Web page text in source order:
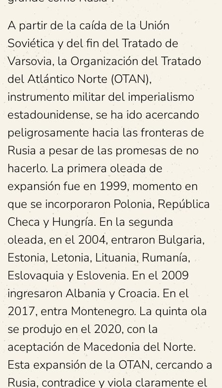
A partir de la caída de la Unión
Soviética y del fin del Tratado de
Varsovia, la Organización del Tratado
del Atlántico Norte (OTAN),
instrumento militar del imperialismo
estadounidense, se ha ido acercando
peligrosamente hacia las fronteras de
Rusia a pesar de las promesas de no
hacerlo. La primera oleada de
expansión fue en 1999, momento en
que se incorporaron Polonia, República
Checa y Hungría. En la segunda
oleada, en el 2004, entraron Bulgaria,
Estonia, Letonia, Lituania, Rumanía,
Eslovaquia y Eslovenia. En el 2009
ingresaron Albania y Croacia. En el
2017, entra Montenegro. La quinta ola
se produjo en el 2020, con la
aceptación de Macedonia del Norte.
Esta expansión de la OTAN, cercando a
Rusia, contradice y viola claramente el